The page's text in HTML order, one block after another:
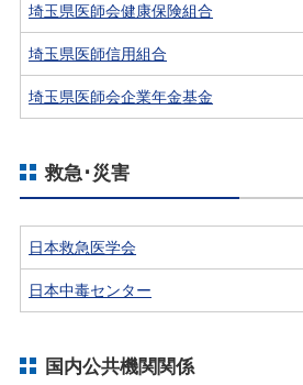
埼玉県医師会健康保険組合
埼玉県医師信用組合
埼玉県医師会企業年金基金
救急･災害
日本救急医学会
日本中毒センター
国内公共機関関係